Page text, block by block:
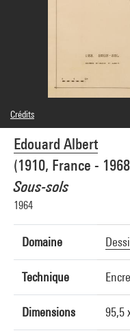
Edouard Albert
(1910, France -
Sous-sols
1964
Domaine
Technique
Dimensions 95,5
Crédits
© droits réservés
Crédit photographique : Centre
GrandPalaisRmn
Réf. image : 4R13577 [1997 CX